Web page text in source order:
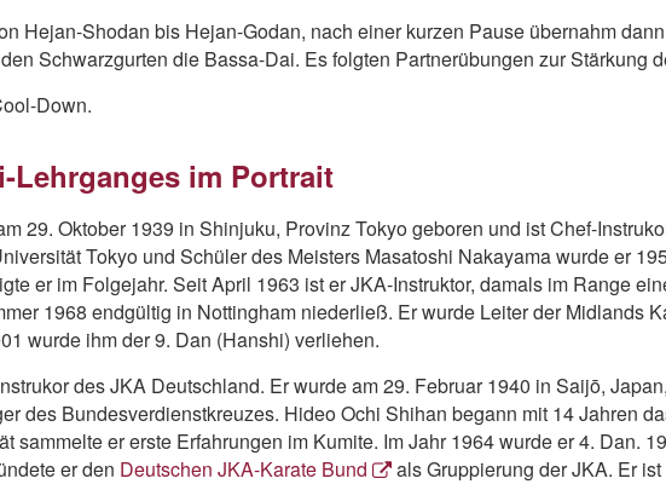
Hejan-Shodan bis Hejan-Godan, nach einer kurzen Pause übernahm
Schwarzgurten die Bassa-Dai. Es folgten Partnerübungen zur Stärkung
Down.
Lehrganges im Portrait
29. Oktober 1939 in Shinjuku, Provinz Tokyo geboren und ist Chef-
Tokyo und Schüler des Meisters Masatoshi Nakayama wurde er
er im Folgejahr. Seit April 1963 ist er JKA-Instruktor, damals im Range
1968 endgültig in Nottingham niederließ. Er wurde Leiter der Midlands
wurde ihm der 9. Dan (Hanshi) verliehen.
des JKA Deutschland. Er wurde am 29. Februar 1940 in Saijō,
des Bundesverdienstkreuzes. Hideo Ochi Shihan begann mit 14 Jahren
sammelte er erste Erfahrungen im Kumite. Im Jahr 1964 wurde er 4. Dan.
er den Deutschen JKA-Karate Bund
als Gruppierung der JKA. Er